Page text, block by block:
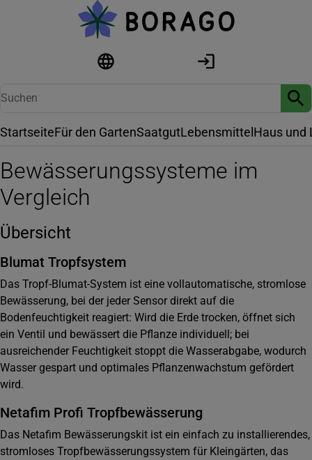
StartseiteFür den GartenSaatgutLebensmittel Haus und
Bewässerungssysteme im
Vergleich
Übersicht
Blumat Tropfsystem
Das Tropf-Blumat-System ist eine vollautomatische, stromlose
Bewässerung, bei der jeder Sensor direkt auf die
Bodenfeuchtigkeit reagiert: Wird die Erde trocken, öffnet sich
ein Ventil und bewässert die Pflanze individuell; bei
ausreichender Feuchtigkeit stoppt die Wasserabgabe, wodurch
Wasser gespart und optimales Pflanzenwachstum gefördert
wird.
Netafim Profi Tropfbewässerung
Das Netafim Bewässerungskit ist ein einfach zu installierendes,
stromloses Tropfbewässerungssystem für Kleingärten, das